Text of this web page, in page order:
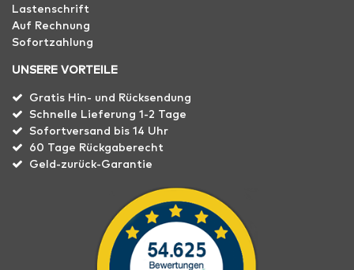
Lastenschrift
Auf Rechnung
Sofortzahlung
UNSERE VORTEILE
Gratis Hin- und Rücksendung
Schnelle Lieferung 1-2 Tage
Sofortversand bis 14 Uhr
60 Tage Rückgaberecht
Geld-zurück-Garantie